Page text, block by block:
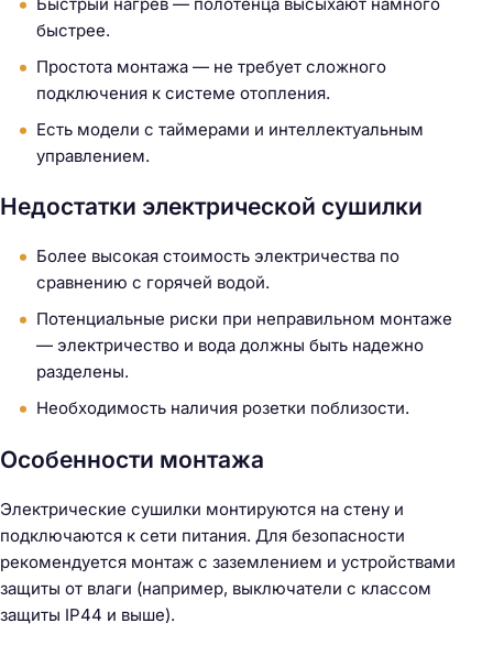
быстрее.
Простота монтажа — не требует сложного
подключения к системе отопления.
Есть модели с таймерами и интеллектуальным
управлением.
Недостатки электрической сушилки
Более высокая стоимость электричества по
сравнению с горячей водой.
Потенциальные риски при неправильном монтаже
— электричество и вода должны быть надежно
разделены.
Необходимость наличия розетки поблизости.
Особенности монтажа
Электрические сушилки монтируются на стену и
подключаются к сети питания. Для безопасности
рекомендуется монтаж с заземлением и устройствами
защиты от влаги (например, выключатели с классом
защиты IP44 и выше).